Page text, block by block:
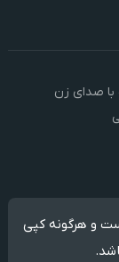
صدای زن
و هرگونه کپی